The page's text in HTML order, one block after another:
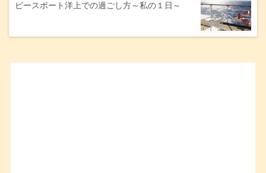
ピースボート洋上での過ごし方～私の１日～